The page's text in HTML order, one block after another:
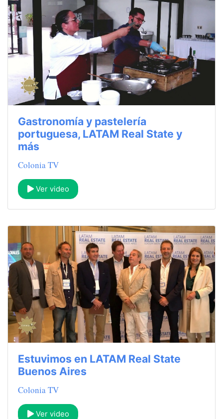
Gastronomía y pastelería
portuguesa, LATAM Real State y
más
Colonia TV
Ver video
Estuvimos en LATAM Real State
Buenos Aires
Colonia TV
Ver video